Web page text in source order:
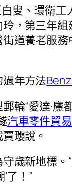
叟、環衛
，第三年組
道養老服
年方法
輪“愛達·
汽車零件貿
瓔說。
歲新地標。
了！”